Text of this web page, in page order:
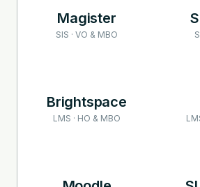
Magister
SIS · VO & MBO
Brightspace
LMS · HO & MBO